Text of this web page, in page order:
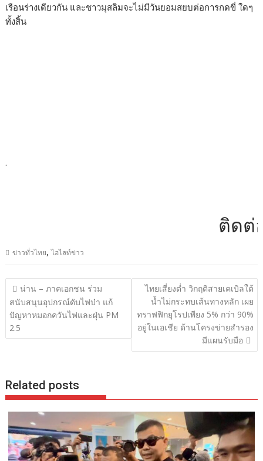
เรือนร่างเดียวกัน และชาวมุสลิมจะไม่มีวันยอมสยบต่อการกดขี่ ใดๆ
ทั้งสิ้น
.
ติดต่อโ
ข่าวทั่วไทย,ไฮไลท์ข่าว
แนะแนว
เรื่อง
น่าน – ภาคเอกชน ร่วม
สนับสนุนอุปกรณ์ดับไฟป่า แก้
ปัญหาหมอกควันไฟและฝุ่น PM
2.5
ไทยเสี่ยงต่ำ วิกฤติสายเคเบิลใต้
น้ำไม่กระทบเส้นทางหลัก เผย
ทราฟฟิกยุโรปเพียง 5% กว่า 90%
อยู่ในเอเชีย ด้านโครงข่ายสำรอง
มีแผนรับมือ
Related posts